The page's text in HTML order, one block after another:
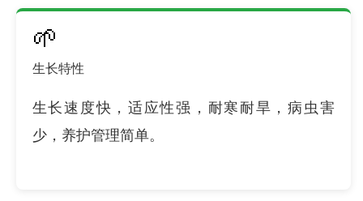
🌱
生长特性
生长速度快，适应性强，耐寒耐旱，病虫害
少，养护管理简单。